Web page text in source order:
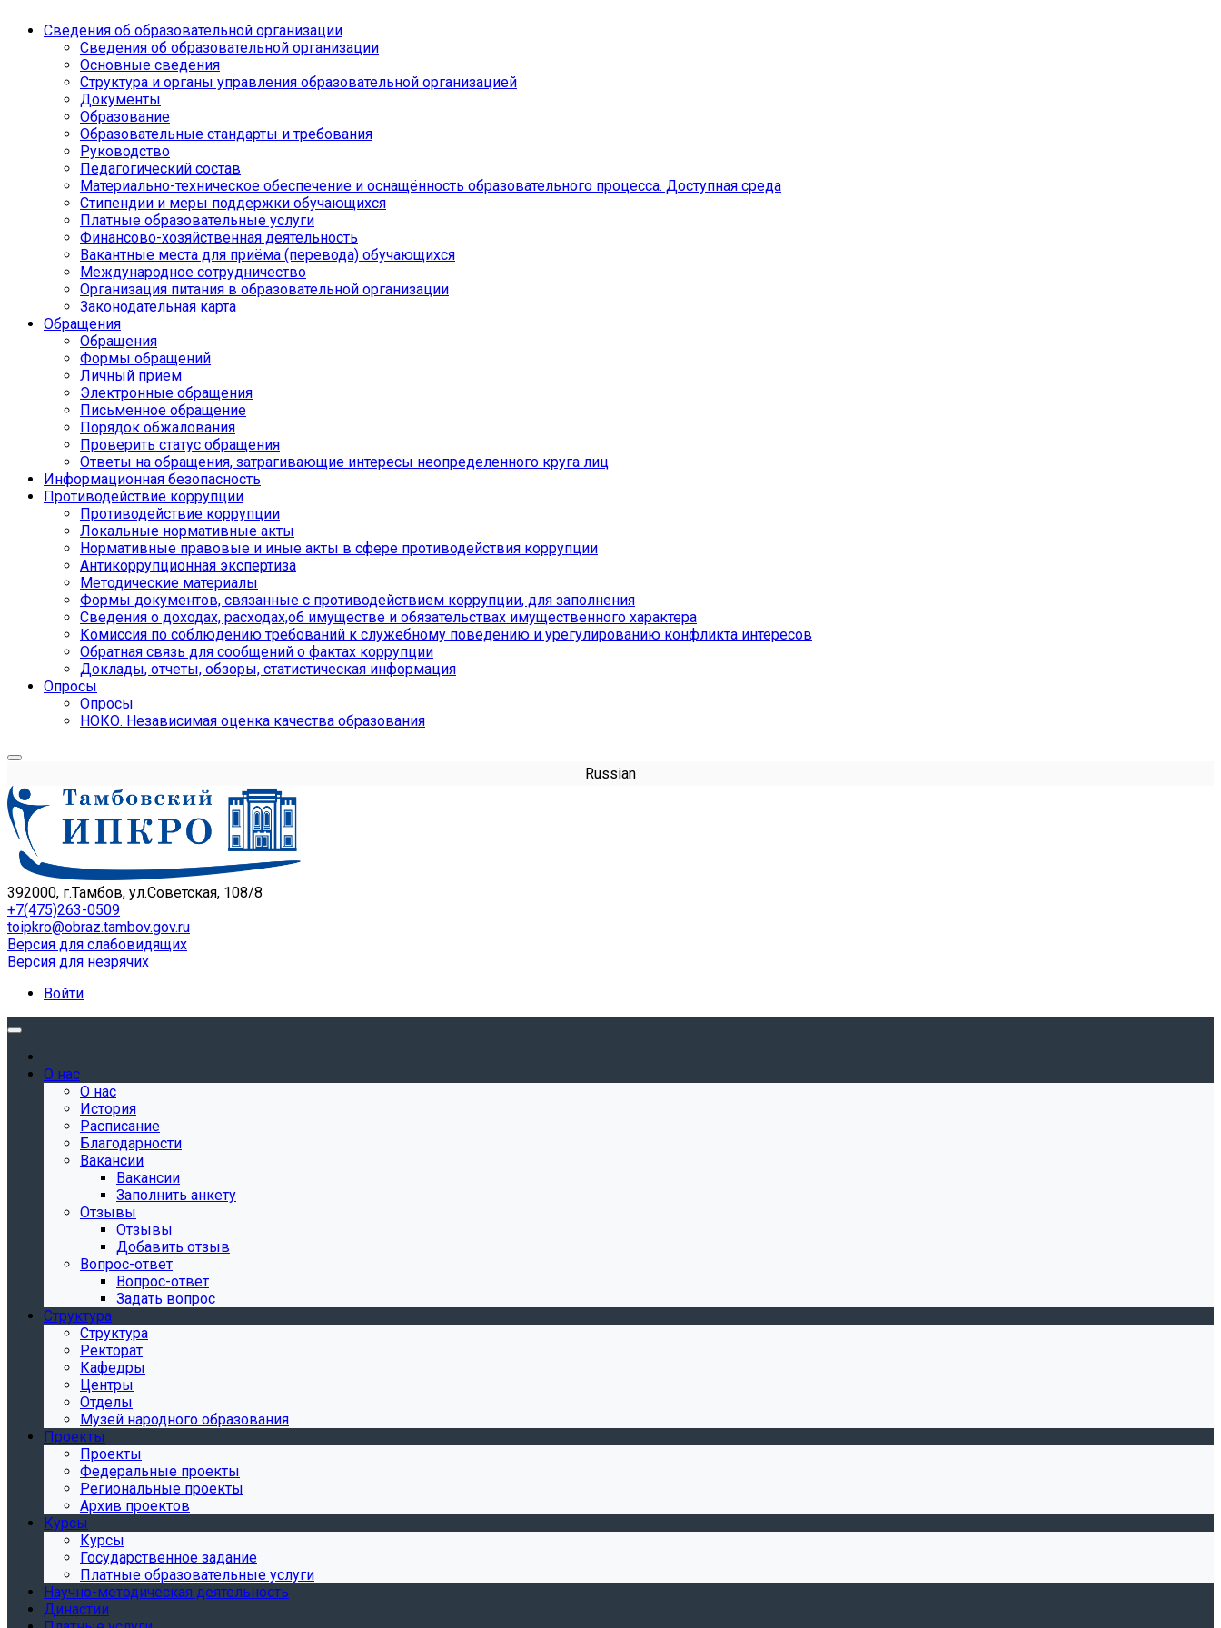
Сведения об образовательной организации
Сведения об образовательной организации
Основные сведения
Структура и органы управления образовательной организацией
Документы
Образование
Образовательные стандарты и требования
Руководство
Педагогический состав
Материально-техническое обеспечение и оснащённость образовательного процесса. Доступная среда
Стипендии и меры поддержки обучающихся
Платные образовательные услуги
Финансово-хозяйственная деятельность
Вакантные места для приёма (перевода) обучающихся
Международное сотрудничество
Организация питания в образовательной организации
Законодательная карта
Обращения
Обращения
Формы обращений
Личный прием
Электронные обращения
Письменное обращение
Порядок обжалования
Проверить статус обращения
Ответы на обращения, затрагивающие интересы неопределенного круга лиц
Информационная безопасность
Противодействие коррупции
Противодействие коррупции
Локальные нормативные акты
Нормативные правовые и иные акты в сфере противодействия коррупции
Антикоррупционная экспертиза
Методические материалы
Формы документов, связанные с противодействием коррупции, для заполнения
Сведения о доходах, расходах,об имуществе и обязательствах имущественного характера
Комиссия по соблюдению требований к служебному поведению и урегулированию конфликта интересов
Обратная связь для сообщений о фактах коррупции
Доклады, отчеты, обзоры, статистическая информация
Опросы
Опросы
НОКО. Независимая оценка качества образования
Russian
392000, г.Тамбов, ул.Советская, 108/8
+7(475)263-0509
toipkro@obraz.tambov.gov.ru
Версия для слабовидящих
Версия для незрячих
Войти
О нас
О нас
История
Расписание
Благодарности
Вакансии
Вакансии
Заполнить анкету
Отзывы
Отзывы
Добавить отзыв
Вопрос-ответ
Вопрос-ответ
Задать вопрос
Структура
Структура
Ректорат
Кафедры
Центры
Отделы
Музей народного образования
Проекты
Проекты
Федеральные проекты
Региональные проекты
Архив проектов
Курсы
Курсы
Государственное задание
Платные образовательные услуги
Научно-методическая деятельность
Династии